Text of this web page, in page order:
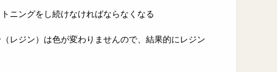
ニングをし続けなければならなくなる
レジン）は色が変わりませんので、結果的にレジン